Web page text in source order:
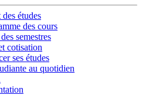
études
des cours
semestres
cotisation
ses études
au quotidien